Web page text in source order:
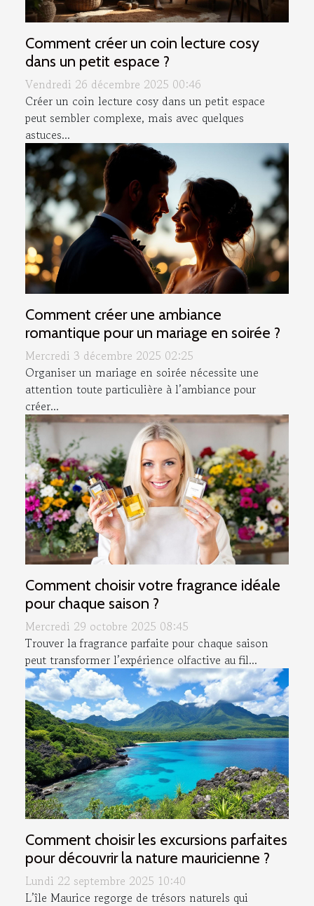
Comment créer un coin lecture cosy
dans un petit espace ?
Vendredi 26 décembre 2025 00:46
Créer un coin lecture cosy dans un petit espace
peut sembler complexe, mais avec quelques
astuces...
Comment créer une ambiance
romantique pour un mariage en soirée ?
Mercredi 3 décembre 2025 02:25
Organiser un mariage en soirée nécessite une
attention toute particulière à l’ambiance pour
créer...
Comment choisir votre fragrance idéale
pour chaque saison ?
Mercredi 29 octobre 2025 08:45
Trouver la fragrance parfaite pour chaque saison
peut transformer l’expérience olfactive au fil...
Comment choisir les excursions parfaites
pour découvrir la nature mauricienne ?
Lundi 22 septembre 2025 10:40
L’île Maurice regorge de trésors naturels qui